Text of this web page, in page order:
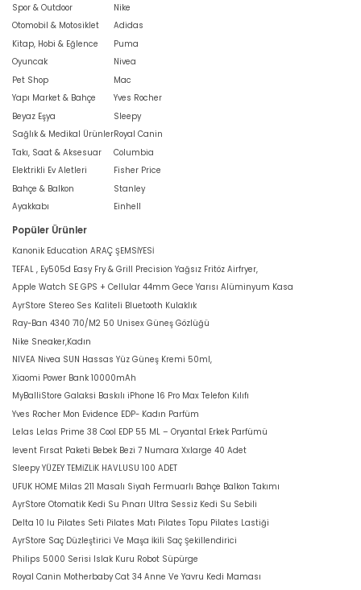
Spor & Outdoor
Otomobil & Motosiklet
Kitap, Hobi & Eğlence
Oyuncak
Pet Shop
Yapı Market & Bahçe
Beyaz Eşya
Sağlık & Medikal Ürünler
Takı, Saat & Aksesuar
Elektrikli Ev Aletleri
Bahçe & Balkon
Ayakkabı
Nike
Adidas
Puma
Nivea
Mac
Yves Rocher
Sleepy
Royal Canin
Columbia
Fisher Price
Stanley
Einhell
Popüler Ürünler
Kanonik Education ARAÇ ŞEMSİYESİ
TEFAL , Ey505d Easy Fry & Grill Precision Yağsız Fritöz Airfryer,
Apple Watch SE GPS + Cellular 44mm Gece Yarısı Alüminyum Kasa
AyrStore Stereo Ses Kaliteli Bluetooth Kulaklık
Ray-Ban 4340 710/M2 50 Unisex Güneş Gözlüğü
Nike Sneaker,Kadın
NIVEA Nivea SUN Hassas Yüz Güneş Kremi 50ml,
Xiaomi Power Bank 10000mAh
MyBalliStore Galaksi Baskılı iPhone 16 Pro Max Telefon Kılıfı
Yves Rocher Mon Evidence EDP- Kadın Parfüm
Lelas Lelas Prime 38 Cool EDP 55 ML – Oryantal Erkek Parfümü
levent Fırsat Paketi Bebek Bezi 7 Numara Xxlarge 40 Adet
Sleepy YÜZEY TEMİZLİK HAVLUSU 100 ADET
UFUK HOME Milas 211 Masalı Siyah Fermuarlı Bahçe Balkon Takımı
AyrStore Otomatik Kedi Su Pınarı Ultra Sessiz Kedi Su Sebili
Delta 10 lu Pilates Seti Pilates Matı Pilates Topu Pilates Lastiği
AyrStore Saç Düzleştirici Ve Maşa İkili Saç Şekillendirici
Philips 5000 Serisi Islak Kuru Robot Süpürge
Royal Canin Motherbaby Cat 34 Anne Ve Yavru Kedi Maması